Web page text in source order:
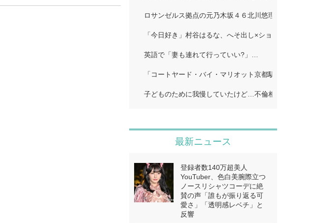
ロサンゼルス拠点の元乃木坂４６北川悠理、美肌輝く
「今日好き」村谷はるな、へそ出し×ショートパンツ
英語で「妻も連れて行っていい?」…
「コートヤード・バイ・マリオット京都駅」…
子どものために我慢していたけど…不倫相手に「離婚
最新ニュース
登録者数140万超美人
YouTuber、色白美腕際立つ
ノースリシャツコーデに絶
賛の声「誰もが振り返る可
愛さ」「透明感レベチ」と
反響